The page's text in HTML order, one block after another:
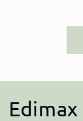
K
Edimax